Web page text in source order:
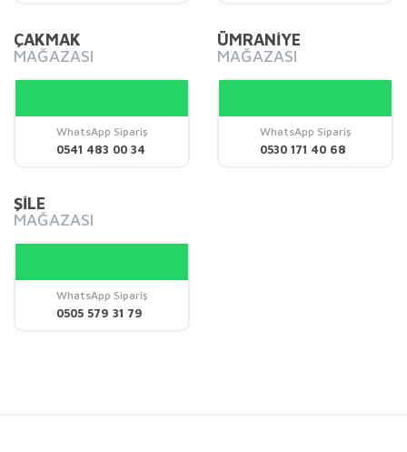
ÇAKMAK
MAĞAZASI
WhatsApp Sipariş
0541 483 00 34
ÜMRANİYE
MAĞAZASI
WhatsApp Sipariş
0530 171 40 68
ŞİLE
MAĞAZASI
WhatsApp Sipariş
0505 579 31 79